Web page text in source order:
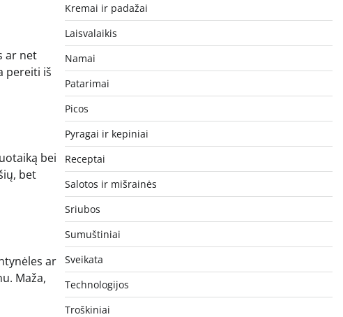
ar net
pereiti iš
bei
bet
ar
Maža,
Kremai ir padažai
Laisvalaikis
Namai
Patarimai
Picos
Pyragai ir kepiniai
Receptai
Salotos ir mišrainės
Sriubos
Sumuštiniai
Sveikata
Technologijos
Troškiniai